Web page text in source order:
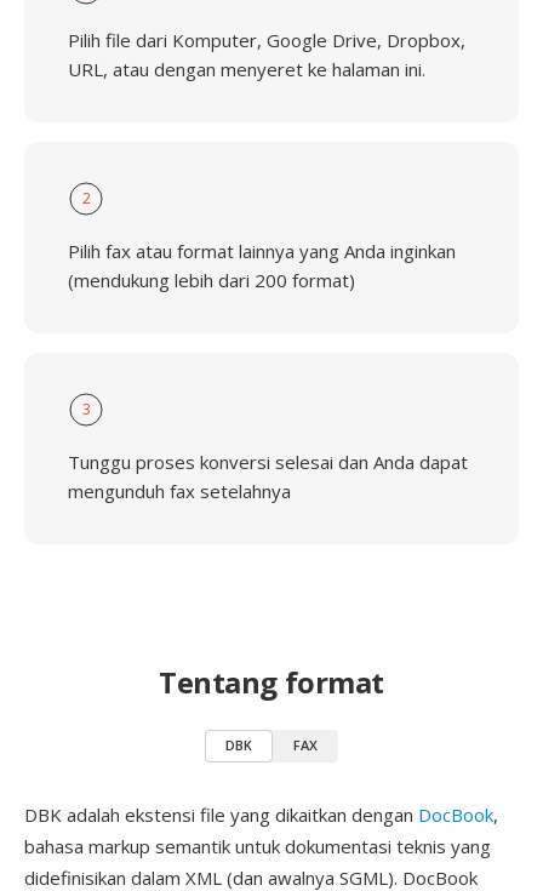
Pilih file dari Komputer, Google Drive, Dropbox,
URL, atau dengan menyeret ke halaman ini.
2
Pilih fax atau format lainnya yang Anda inginkan
(mendukung lebih dari 200 format)
3
Tunggu proses konversi selesai dan Anda dapat
mengunduh fax setelahnya
Tentang format
DBK FAX
DBK adalah ekstensi file yang dikaitkan dengan DocBook,
bahasa markup semantik untuk dokumentasi teknis yang
didefinisikan dalam XML (dan awalnya SGML). DocBook